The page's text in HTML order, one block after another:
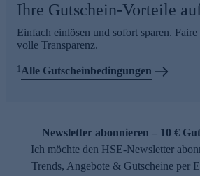
Ihre Gutschein-Vorteile
Einfach einlösen und sofort sparen.
volle Transparenz.
1 Alle Gutscheinbedingungen
Newsletter abonnieren – 10 €
Ich möchte den HSE-Newsletter
Trends, Angebote & Gutscheine per